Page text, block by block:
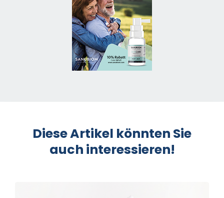
Diese Artikel könnten Sie
auch interessieren!